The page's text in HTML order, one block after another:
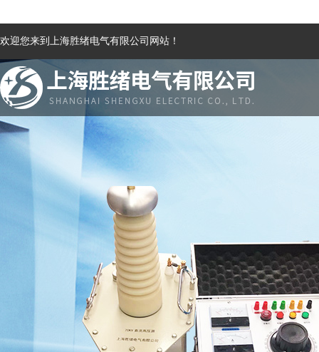
欢迎您来到上海胜绪电气有限公司网站！